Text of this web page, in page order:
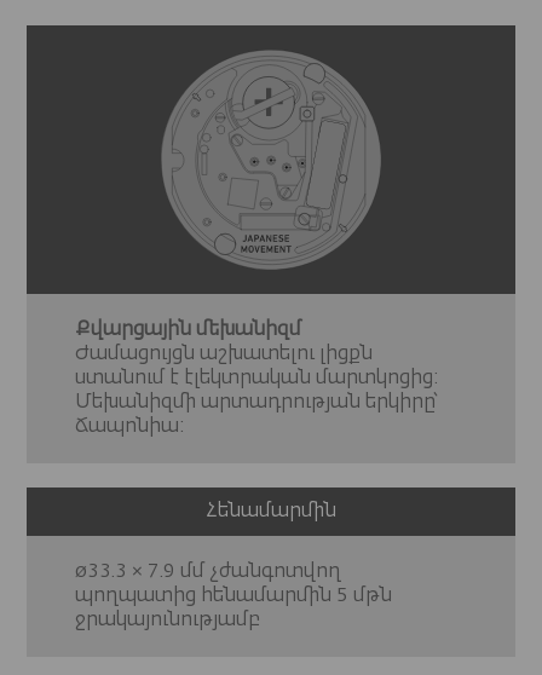
Քվարցային մեխանիզմ
Ժամացույցն աշխատելու լիցքն
ստանում է էլեկտրական մարտկոցից:
Մեխանիզմի արտադրության երկիրը՝
Ճապոնիա:
Հենամարմին
ø33.3 × 7.9 մմ չժանգոտվող
պողպատից հենամարմին 5 մթն
ջրակայունությամբ